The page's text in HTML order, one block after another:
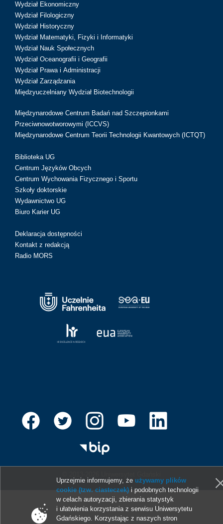
Wydział Ekonomiczny
Wydział Filologiczny
Wydział Historyczny
Wydział Matematyki, Fizyki i Informatyki
Wydział Nauk Społecznych
Wydział Oceanografii i Geografii
Wydział Prawa i Administracji
Wydział Zarządzania
Międzyuczelniany Wydział Biotechnologii
Międzynarodowe Centrum Badań nad Szczepionkami
Przeciwnowotworowymi (ICCVS)
Międzynarodowe Centrum Teorii Technologii Kwantowych (ICTQT)
Biblioteka UG
Centrum Języków Obcych
Centrum Wychowania Fizycznego i Sportu
Szkoły doktorskie
Wydawnictwo UG
Biuro Karier UG
Deklaracja dostępności
Kontakt z redakcją
Radio MORS
Uprzejmie informujemy, że używamy plików
cookie (tzw. ciasteczek) i podobnych technologii
w celach autoryzacji, zbierania statystyk
i ułatwienia korzystania z serwisu Uniwersytetu
Gdańskiego. Korzystając z naszych stron